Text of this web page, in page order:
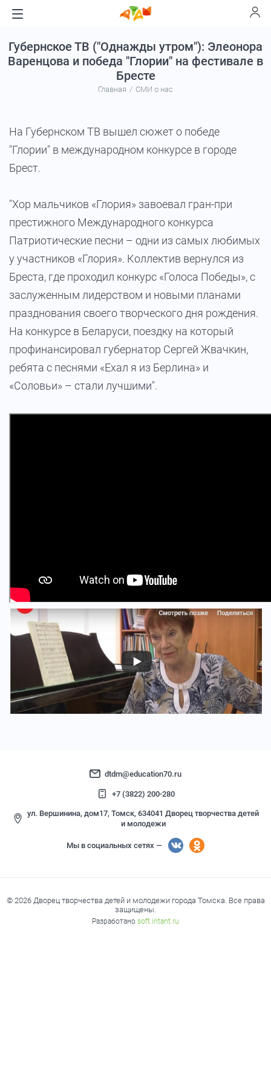
Губернское ТВ ("Однажды утром"): Элеонора
Варенцова и победа "Глории" на фестивале в
Бресте
Главная СМИ о нас
На Губернском ТВ вышел сюжет о победе
"Глории" в международном конкурсе в городе
Брест.
"Хор мальчиков «Глория» завоевал гран-при
престижного Международного конкурса
Патриотические песни – одни из самых любимых
у участников «Глория». Коллектив вернулся из
Бреста, где проходил конкурс «Голоса Победы», с
заслуженным лидерством и новыми планами
празднования своего творческого дня рождения.
На конкурсе в Беларуси, поездку на который
профинансировал губернатор Сергей Жвачкин,
ребята с песнями «Ехал я из Берлина» и
«Соловьи» – стали лучшими".
dtdm@education70.ru
+7 (3822) 200-280
ул. Вершинина, дом17, Томск, 634041 Дворец творчества детей
и молодежи
Мы в социальных сетях —
© 2026 Дворец творчества детей и молодежи города Томска. Все права
защищены.
Разработано soft.intant.ru